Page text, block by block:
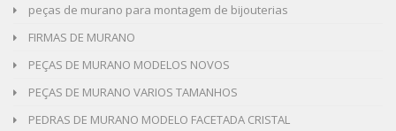
peças de murano para montagem de bijouterias
FIRMAS DE MURANO
PEÇAS DE MURANO MODELOS NOVOS
PEÇAS DE MURANO VARIOS TAMANHOS
PEDRAS DE MURANO MODELO FACETADA CRISTAL